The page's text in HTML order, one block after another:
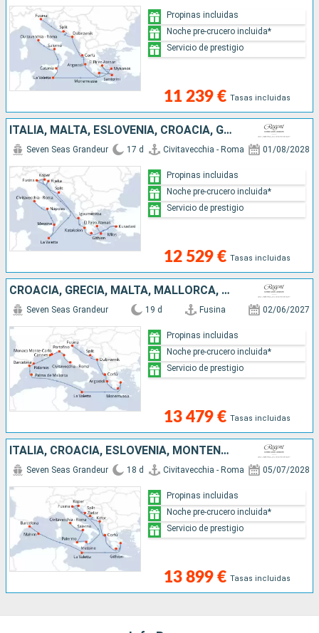
11 239 € Tasas incluidas
Propinas incluidas
Noche pre-crucero incluida*
Servicio de prestigio
ITALIA, MALTA, ESLOVENIA, CROACIA, GRECIA, TURQUÍA
Seven Seas Grandeur 17 d Civitavecchia - Roma 01/08/2028
12 529 € Tasas incluidas
Propinas incluidas
Noche pre-crucero incluida*
Servicio de prestigio
CROACIA, GRECIA, MALTA, MALLORCA, ESPAÑA, FRANCIA, MONACO, ITALIA
Seven Seas Grandeur 19 d Fusina 02/06/2027
13 479 € Tasas incluidas
Propinas incluidas
Noche pre-crucero incluida*
Servicio de prestigio
ITALIA, CROACIA, ESLOVENIA, MONTENEGRO, GRECIA, MALTA, ESPAÑA
Seven Seas Grandeur 18 d Civitavecchia - Roma 05/07/2028
13 899 € Tasas incluidas
Propinas incluidas
Noche pre-crucero incluida*
Servicio de prestigio